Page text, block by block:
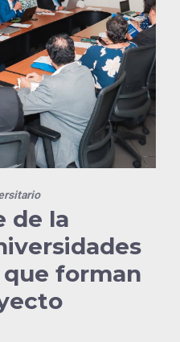
de la
que forman